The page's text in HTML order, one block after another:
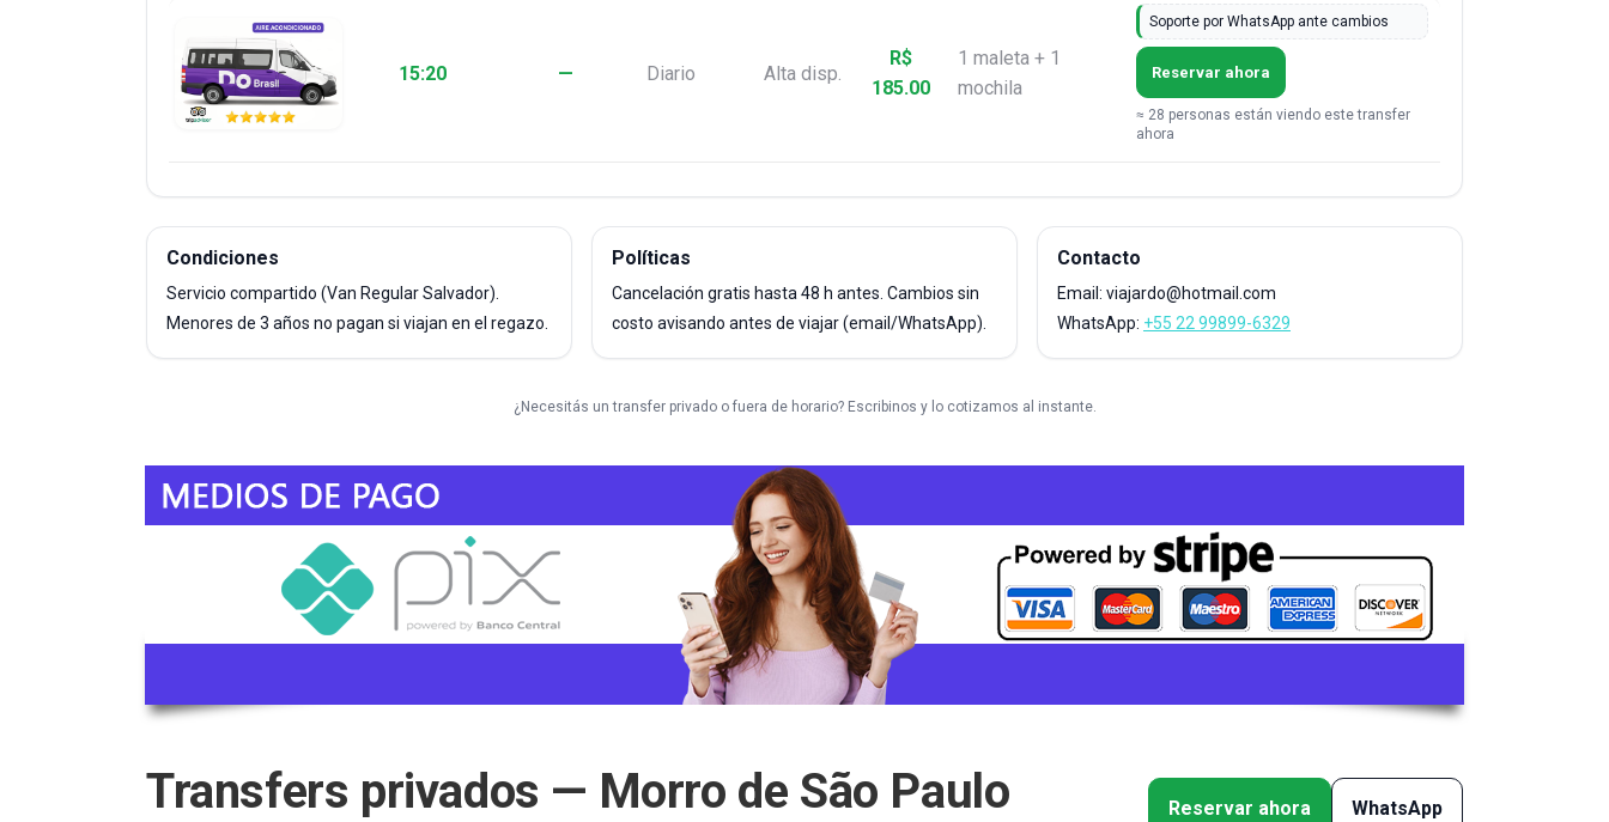
15:20 — Diario Alta disp.
R$
185.00
1 maleta + 1
mochila
Soporte por WhatsApp ante cambios
Reservar ahora
≈ 28 personas están viendo este transfer
ahora
Condiciones
Servicio compartido (Van Regular Salvador).
Menores de 3 años no pagan si viajan en el regazo.
Políticas
Cancelación gratis hasta 48 h antes. Cambios sin
costo avisando antes de viajar (email/WhatsApp).
Contacto
Email: viajardo@hotmail.com
WhatsApp: +55 22 99899-6329
¿Necesitás un transfer privado o fuera de horario? Escribinos y lo cotizamos al instante.
Transfers privados — Morro de São Paulo Reservar ahora WhatsApp